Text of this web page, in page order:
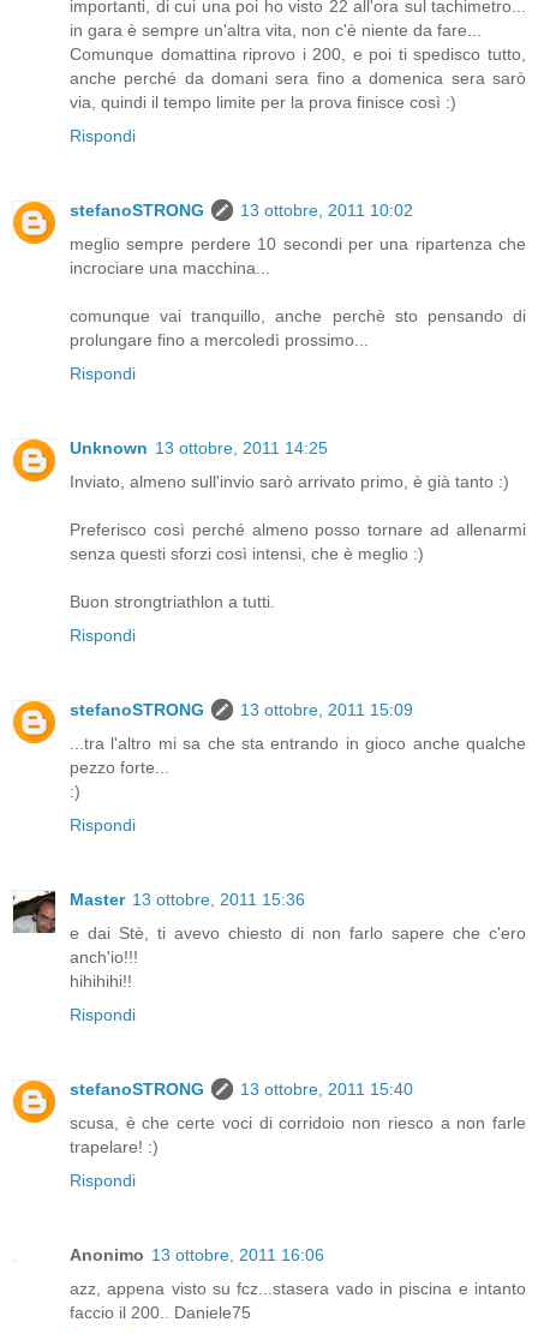
importanti, di cui una poi ho visto 22 all'ora sul tachimetro...
in gara è sempre un'altra vita, non c'è niente da fare...
Comunque domattina riprovo i 200, e poi ti spedisco tutto,
anche perché da domani sera fino a domenica sera sarò
via, quindi il tempo limite per la prova finisce così :)
Rispondi
stefanoSTRONG
13 ottobre, 2011 10:02
meglio sempre perdere 10 secondi per una ripartenza che
incrociare una macchina...
comunque vai tranquillo, anche perchè sto pensando di
prolungare fino a mercoledì prossimo...
Rispondi
Unknown 13 ottobre, 2011 14:25
Inviato, almeno sull'invio sarò arrivato primo, è già tanto :)
Preferisco così perché almeno posso tornare ad allenarmi
senza questi sforzi così intensi, che è meglio :)
Buon strongtriathlon a tutti.
Rispondi
stefanoSTRONG
13 ottobre, 2011 15:09
...tra l'altro mi sa che sta entrando in gioco anche qualche
pezzo forte...
:)
Rispondi
Master 13 ottobre, 2011 15:36
e dai Stè, ti avevo chiesto di non farlo sapere che c'ero
anch'io!!!
hihihihi!!
Rispondi
stefanoSTRONG
13 ottobre, 2011 15:40
scusa, è che certe voci di corridoio non riesco a non farle
trapelare! :)
Rispondi
Anonimo 13 ottobre, 2011 16:06
azz, appena visto su fcz...stasera vado in piscina e intanto
faccio il 200.. Daniele75